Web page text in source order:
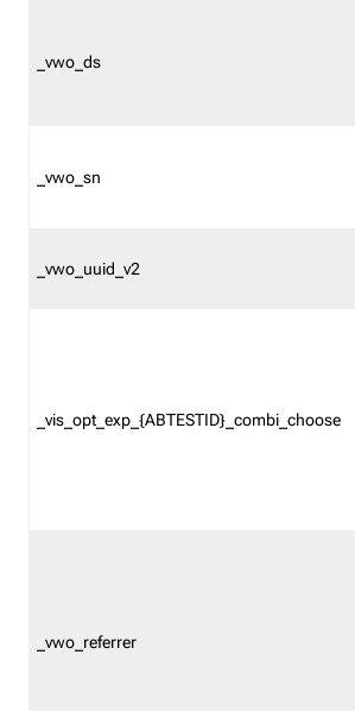
_vwo_ds
_vwo_sn
_vwo_uuid_v2
_vis_opt_exp_{ABTESTID}_combi_choose
_vwo_referrer